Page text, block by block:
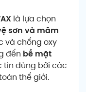
là lựa chọn
sơn và mâm
và chống oxy
đến bề mặt
tin dùng bởi các
thế giới.